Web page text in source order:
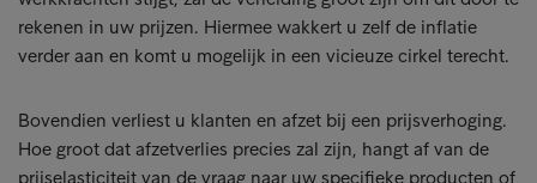
rekenen in uw prijzen. Hiermee wakkert u zelf de inflatie
verder aan en komt u mogelijk in een vicieuze cirkel terecht.
Bovendien verliest u klanten en afzet bij een prijsverhoging.
Hoe groot dat afzetverlies precies zal zijn, hangt af van de
prijselasticiteit van de vraag naar uw specifieke producten of